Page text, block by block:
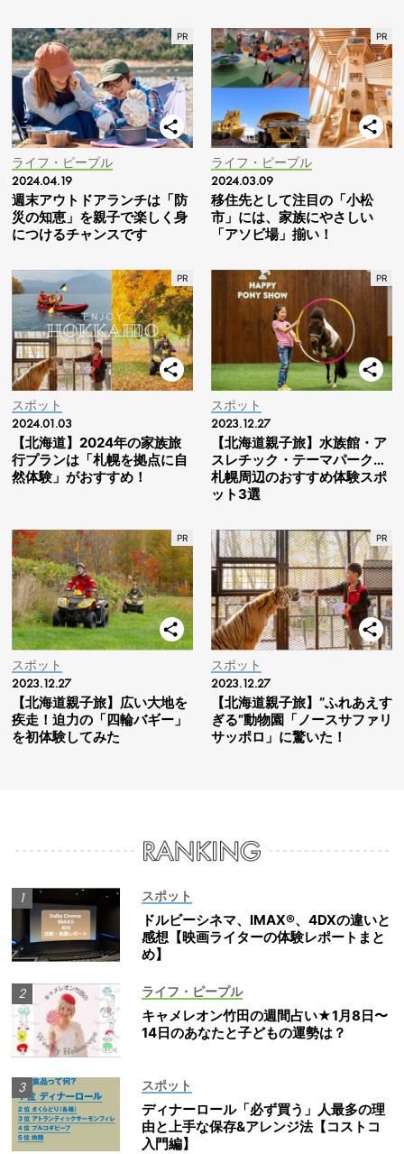
ライフ・ピープル
2024.04.19
週末アウトドアランチは「防
災の知恵」を親子で楽しく身
につけるチャンスです
ライフ・ピープル
2024.03.09
移住先として注目の「小松
市」には、家族にやさしい
「アソビ場」揃い！
スポット
2024.01.03
【北海道】2024年の家族旅
行プランは「札幌を拠点に自
然体験」がおすすめ！
スポット
2023.12.27
【北海道親子旅】水族館・ア
スレチック・テーマパーク…
札幌周辺のおすすめ体験スポ
ット3選
スポット
2023.12.27
【北海道親子旅】広い大地を
疾走！迫力の「四輪バギー」
を初体験してみた
スポット
2023.12.27
【北海道親子旅】“ふれあえす
ぎる”動物園「ノースサファリ
サッポロ」に驚いた！
スポット
ドルビーシネマ、IMAX®、4DXの違いと
感想【映画ライターの体験レポートまと
め】
ライフ・ピープル
キャメレオン竹田の週間占い★1月8日〜
14日のあなたと子どもの運勢は？
スポット
ディナーロール「必ず買う」人最多の理
由と上手な保存&アレンジ法【コストコ
入門編】